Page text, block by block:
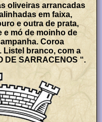
oliveiras arrancadas
em faixa,
e outra de prata,
e mó de moinho de
Coroa
Listel branco, com a
DE SARRACENOS “.